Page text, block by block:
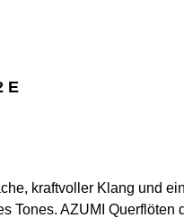
E
kraftvoller Klang und
Tones. AZUMI Querflöten